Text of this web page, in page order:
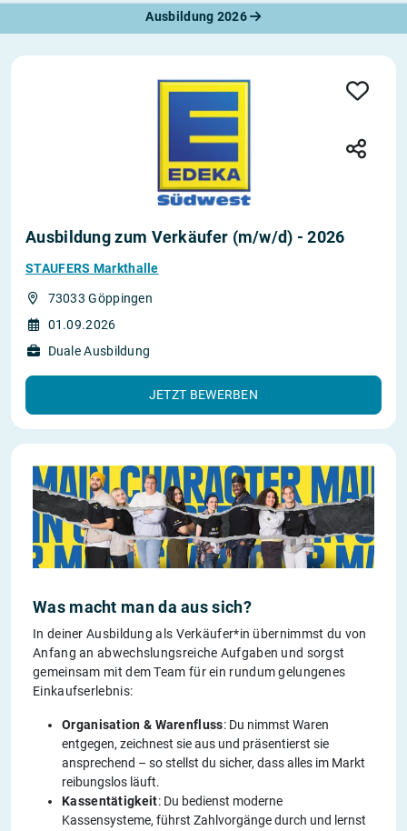
Ausbildung 2026
Ausbildung zum Verkäufer (m/w/d) - 2026
STAUFERS Markthalle
73033 Göppingen
01.09.2026
Duale Ausbildung
JETZT BEWERBEN
Was macht man da aus sich?
In deiner Ausbildung als Verkäufer*in übernimmst du von
Anfang an abwechslungsreiche Aufgaben und sorgst
gemeinsam mit dem Team für ein rundum gelungenes
Einkaufserlebnis:
Organisation & Warenfluss: Du nimmst Waren
entgegen, zeichnest sie aus und präsentierst sie
ansprechend – so stellst du sicher, dass alles im Markt
reibungslos läuft.
Kassentätigkeit: Du bedienst moderne
Kassensysteme, führst Zahlvorgänge durch und lernst